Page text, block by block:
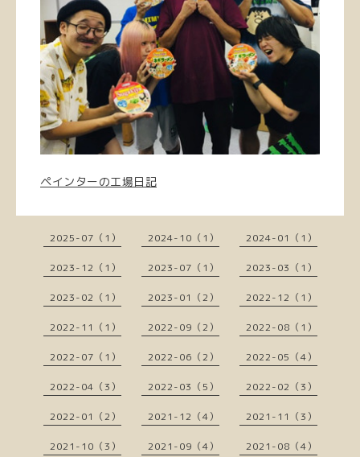
ペインターの工場日記
2025-07（1） 2024-10（1） 2024-01（1）
2023-12（1） 2023-07（1） 2023-03（1）
2023-02（1） 2023-01（2） 2022-12（1）
2022-11（1） 2022-09（2） 2022-08（1）
2022-07（1） 2022-06（2） 2022-05（4）
2022-04（3） 2022-03（5） 2022-02（3）
2022-01（2） 2021-12（4） 2021-11（3）
2021-10（3） 2021-09（4） 2021-08（4）